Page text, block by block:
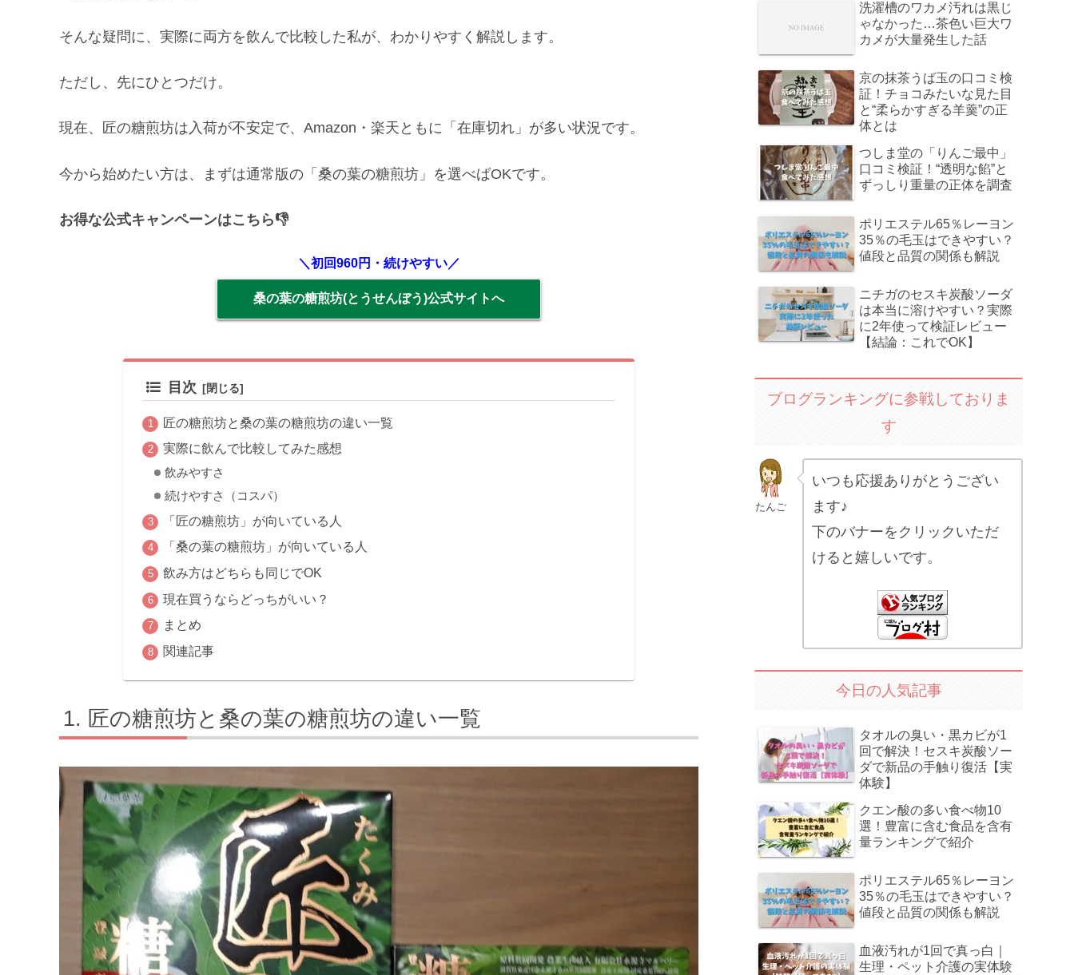
そんな疑問に、実際に両方を飲んで比較した私が、わかりやすく解説します。
ただし、先にひとつだけ。
現在、匠の糖煎坊は入荷が不安定で、Amazon・楽天ともに「在庫切れ」が多い状況です。
今から始めたい方は、まずは通常版の「桑の葉の糖煎坊」を選べばOKです。
お得な公式キャンペーンはこちら👎
＼初回960円・続けやすい／
桑の葉の糖煎坊(とうせんぼう)公式サイトへ
目次
匠の糖煎坊と桑の葉の糖煎坊の違い一覧
実際に飲んで比較してみた感想
飲みやすさ
続けやすさ（コスパ）
「匠の糖煎坊」が向いている人
「桑の葉の糖煎坊」が向いている人
飲み方はどちらも同じでOK
現在買うならどっちがいい？
まとめ
関連記事
匠の糖煎坊と桑の葉の糖煎坊の違い一覧
洗濯槽のワカメ汚れは黒じ
ゃなかった…茶色い巨大ワ
カメが大量発生した話
京の抹茶うば玉の口コミ検
証！チョコみたいな見た目
と“柔らかすぎる羊羹”の正
体とは
つしま堂の「りんご最中」
口コミ検証！“透明な餡”と
ずっしり重量の正体を調査
ポリエステル65％レーヨン
35％の毛玉はできやすい？
値段と品質の関係も解説
ニチガのセスキ炭酸ソーダ
は本当に溶けやすい？実際
に2年使って検証レビュー
【結論：これでOK】
ブログランキングに参戦しておりま
す
たんご
いつも応援ありがとうござい
ます♪
下のバナーをクリックいただ
けると嬉しいです。
今日の人気記事
タオルの臭い・黒カビが1
回で解決！セスキ炭酸ソー
ダで新品の手触り復活【実
体験】
クエン酸の多い食べ物10
選！豊富に含む食品を含有
量ランキングで紹介
ポリエステル65％レーヨン
35％の毛玉はできやすい？
値段と品質の関係も解説
血液汚れが1回で真っ白｜
生理・ペット介護の実体験